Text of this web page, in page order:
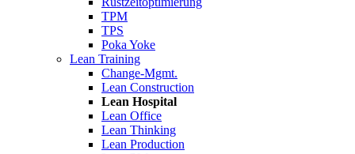
TPM
TPS
Poka Yoke
Lean Training
Change-Mgmt.
Lean Construction
Lean Hospital
Lean Office
Lean Thinking
Lean Production